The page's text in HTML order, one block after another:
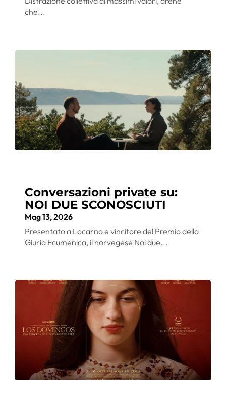
che...
Conversazioni private su:
NOI DUE SCONOSCIUTI
Mag 13, 2026
Presentato a Locarno e vincitore del Premio della
Giuria Ecumenica, il norvegese Noi due...